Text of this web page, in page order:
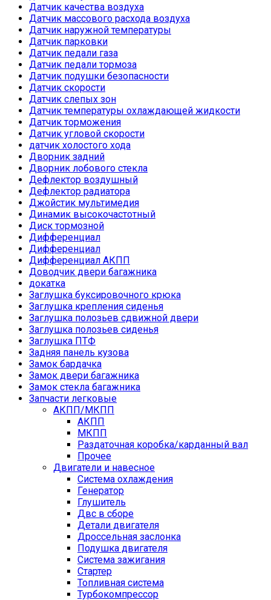
Датчик качества воздуха
Датчик массового расхода воздуха
Датчик наружной температуры
Датчик парковки
Датчик педали газа
Датчик педали тормоза
Датчик подушки безопасности
Датчик скорости
Датчик слепых зон
Датчик температуры охлаждающей жидкости
Датчик торможения
Датчик угловой скорости
датчик холостого хода
Дворник задний
Дворник лобового стекла
Дефлектор воздушный
Дефлектор радиатора
Джойстик мультимедия
Динамик высокочастотный
Диск тормозной
Дифференциал
Дифференциал
Дифференциал АКПП
Доводчик двери багажника
докатка
Заглушка буксировочного крюка
Заглушка крепления сиденья
Заглушка полозьев сдвижной двери
Заглушка полозьев сиденья
Заглушка ПТФ
Задняя панель кузова
Замок бардачка
Замок двери багажника
Замок стекла багажника
Запчасти легковые
АКПП/МКПП
АКПП
МКПП
Раздаточная коробка/карданный вал
Прочее
Двигатели и навесное
Cистема охлаждения
Генератор
Глушитель
Двс в сборе
Детали двигателя
Дроссельная заслонка
Подушка двигателя
Система зажигания
Стартер
Топливная система
Турбокомпрессор